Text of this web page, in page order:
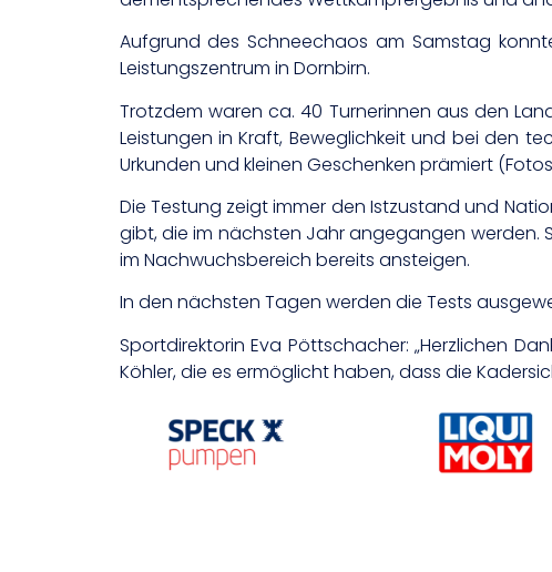
Aufgrund des Schneechaos am Samstag
Leistungszentrum in Dornbirn.
Trotzdem waren ca. 40 Turnerinnen aus den
Leistungen in Kraft, Beweglichkeit und bei den
Urkunden und kleinen Geschenken prämiert
Die Testung zeigt immer den Istzustand und
gibt, die im nächsten Jahr angegangen werden.
im Nachwuchsbereich bereits ansteigen.
In den nächsten Tagen werden die Tests
Sportdirektorin Eva Pöttschacher: „Herzlichen
Köhler, die es ermöglicht haben, dass die